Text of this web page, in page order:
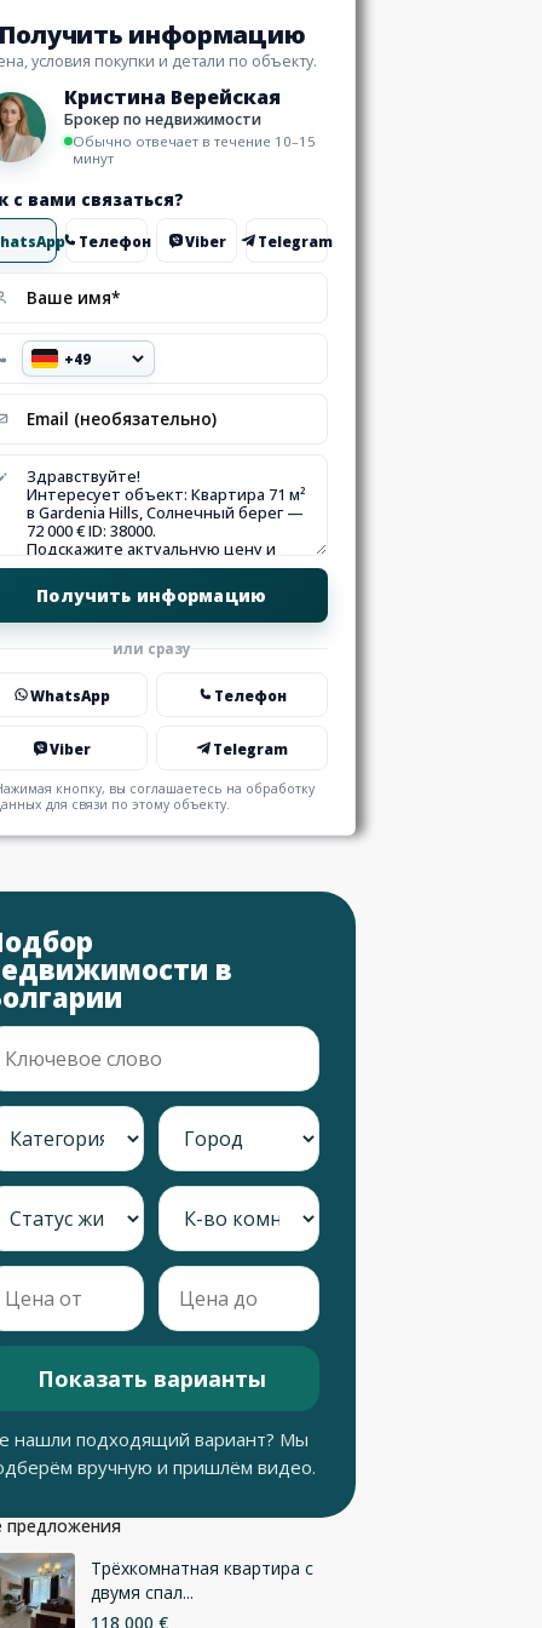
информацию
условия покупки и детали по объекту.
Кристина Верейская
Брокер по недвижимости
Обычно отвечает в течение 10–15
минут
с вами связаться?
Телефон Viber Telegram
или сразу
WhatsApp Телефон
Viber Telegram
кнопку, вы соглашаетесь на обработку
для связи по этому объекту.
в
Показать варианты
нашли подходящий вариант? Мы
вручную и пришлём видео.
предложения
Трёхкомнатная квартира с
двумя спал...
118 000 €